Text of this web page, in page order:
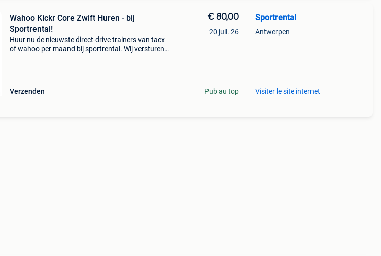
Wahoo Kickr Core Zwift Huren - bij
Sportrental!
Huur nu de nieuwste direct-drive trainers van tacx
of wahoo per maand bij sportrental. Wij versturen
Verzenden
€ 80,00
20 juil. 26
Pub au top
Sportrental
Antwerpen
Visiter le site internet